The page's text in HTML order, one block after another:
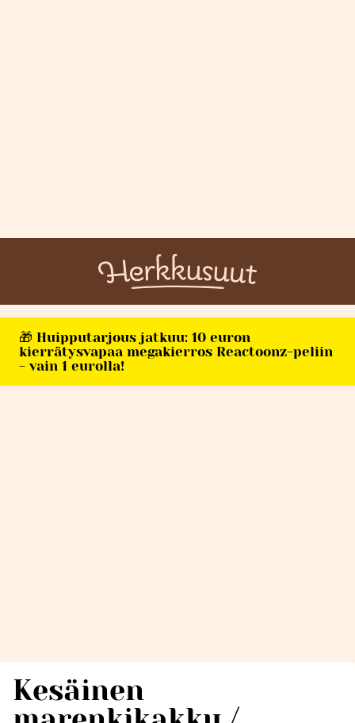
🎁 Huipputarjous jatkuu: 10 euron
kierrätysvapaa megakierros Reactoonz-peliin
- vain 1 eurolla!
Kesäinen